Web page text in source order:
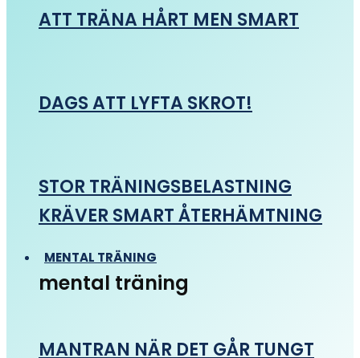
ATT TRÄNA HÅRT MEN SMART
DAGS ATT LYFTA SKROT!
STOR TRÄNINGSBELASTNING
KRÄVER SMART ÅTERHÄMTNING
MENTAL TRÄNING
mental träning
MANTRAN NÄR DET GÅR TUNGT